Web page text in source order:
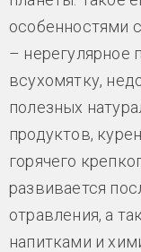
особенностями
– нерегулярное
всухомятку,
полезных
продуктов,
горячего
развивается
отравления, а
напитками и